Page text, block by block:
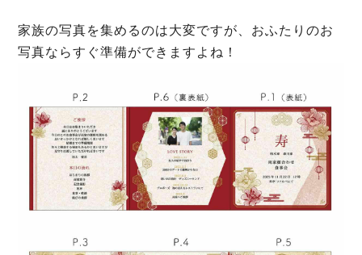
家族の写真を集めるのは大変ですが、おふたりのお
写真ならすぐ準備ができますよね！